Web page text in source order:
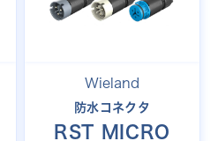
Wieland
防水コネクタ
RST MICRO